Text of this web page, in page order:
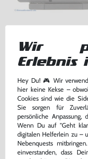
Station / Ladestation /
gebraucht
-60% bisher 8,99 €
jetzt nur 3,60 €
Warenkorb
DAS
Wir
Erlebnis
Hey Du! 🎮 Wir
hier keine Kekse –
Cookies sind wie die
Sie sorgen für
persönliche Anpassung,
Wenn Du auf "Geht
digitalen Helferlein zu –
Nebenquests
einverstanden, dass